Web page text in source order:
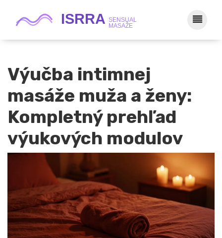
Výučba intimnej
masáže muža a ženy:
Kompletný prehľad
výukových modulov